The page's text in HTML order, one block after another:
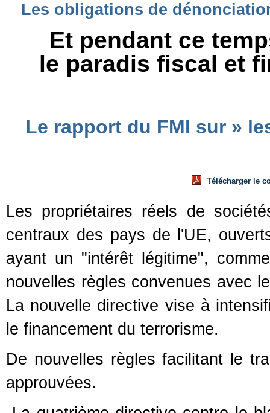
Les obligations de
Et pendant ce
le paradis fiscal et
Le rapport du FMI sur »
Télécharger le
Les propriétaires réels de
centraux des pays de l'UE,
ayant un "intérêt légitime",
nouvelles règles convenues avec
La nouvelle directive vise à
le financement du terrorisme.
De nouvelles règles facilitant le
approuvées.